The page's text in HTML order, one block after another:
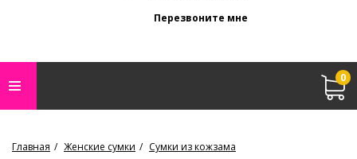
Перезвоните мне
0
Главная Женские сумки
Сумки из кожзама